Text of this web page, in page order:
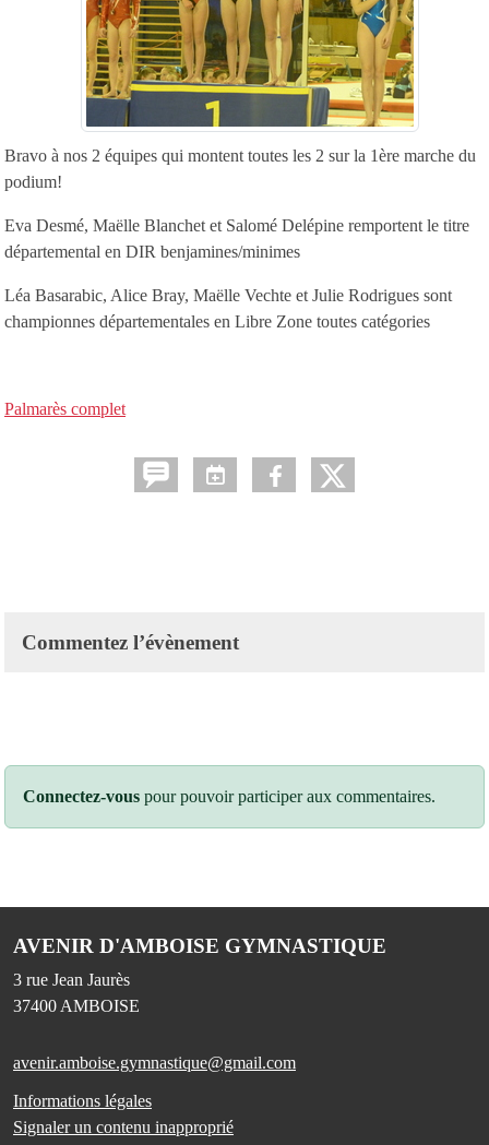
Bravo à nos 2 équipes qui montent toutes les 2 sur la 1ère marche du
podium!
Eva Desmé, Maëlle Blanchet et Salomé Delépine remportent le titre
départemental en DIR benjamines/minimes
Léa Basarabic, Alice Bray, Maëlle Vechte et Julie Rodrigues sont
championnes départementales en Libre Zone toutes catégories
Palmarès complet
Commentez l’évènement
Connectez-vous pour pouvoir participer aux commentaires.
AVENIR D'AMBOISE GYMNASTIQUE
3 rue Jean Jaurès
37400 AMBOISE
avenir.amboise.gymnastique@gmail.com
Informations légales
Signaler un contenu inapproprié